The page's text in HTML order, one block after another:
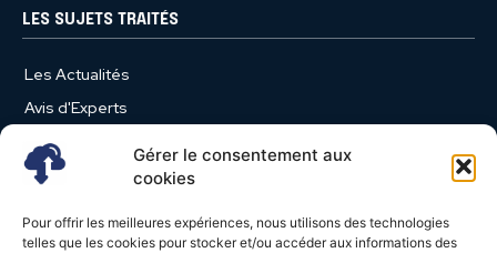
Gérer le consentement aux
cookies
Pour offrir les meilleures expériences, nous utilisons des technologies
telles que les cookies pour stocker et/ou accéder aux informations des
LES SUJETS TRAITÉS
Les Actualités
Avis d'Experts
Produits et Services
Vie d'entreprise
Nominations